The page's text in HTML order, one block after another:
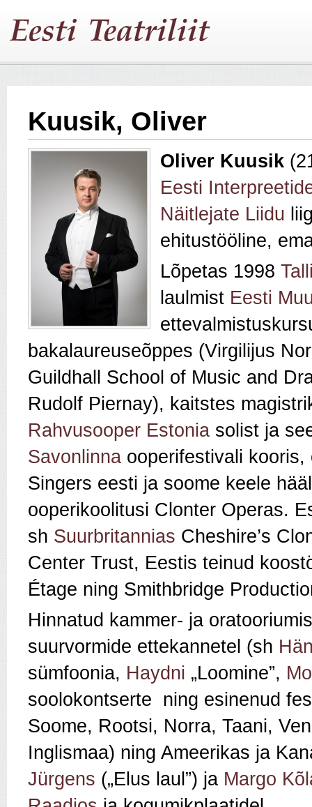
Kuusik, Oliver
Oliver Kuusik
Eesti
Näitlejate Liidu
ehitustööline,
Lõpetas 1998
laulmist Eesti
bakalaureuseõppes (Virgilijus
Guildhall School of Music and
Rudolf Piernay), kaitstes
Rahvusooper Estonia solist ja
Savonlinna ooperifestivali
Singers eesti ja soome keele
ooperikoolitusi Clonter Operas.
sh Suurbritannias Cheshire’s
Center Trust, Eestis teinud
Étage ning Smithbridge
Hinnatud kammer- ja
suurvormide ettekannetel (sh
sümfoonia, Haydni „Loomine”,
soolokontserte ning esinenud
Soome, Rootsi, Norra, Taani,
Inglismaa) ning Ameerikas ja
Jürgens („Elus laul”) ja Margo